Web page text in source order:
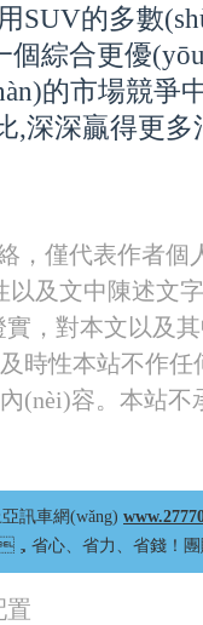
SUV的多數
個綜合更優
的市場競爭
,深深贏得更
僅代表作者個人觀
性以及文中陳述
，對本文以及
、及時性本站不
容。本站
亞訊車網(wǎng)
心、省力、省錢！團
置